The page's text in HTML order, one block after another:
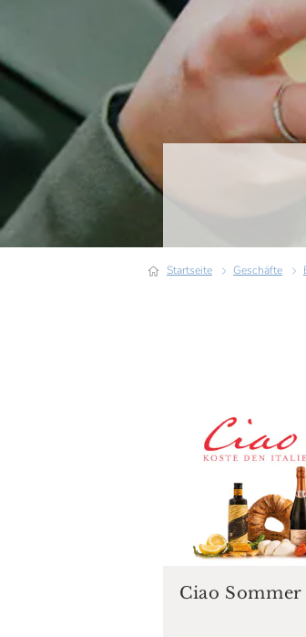
Startseite Geschäfte
Ciao Sommer